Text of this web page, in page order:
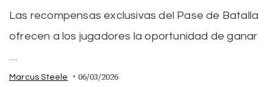
Las recompensas exclusivas del Pase de Batalla
ofrecen a los jugadores la oportunidad de ganar
…
Marcus Steele 06/03/2026